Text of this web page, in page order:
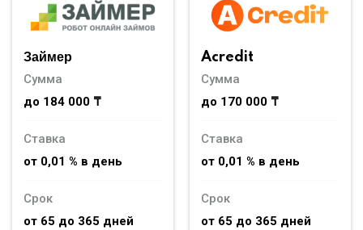
Займер
Сумма
до 184 000 ₸
Ставка
от 0,01 % в день
Срок
от 65 до 365 дней
Acredit
Сумма
до 170 000 ₸
Ставка
от 0,01 % в день
Срок
от 65 до 365 дней